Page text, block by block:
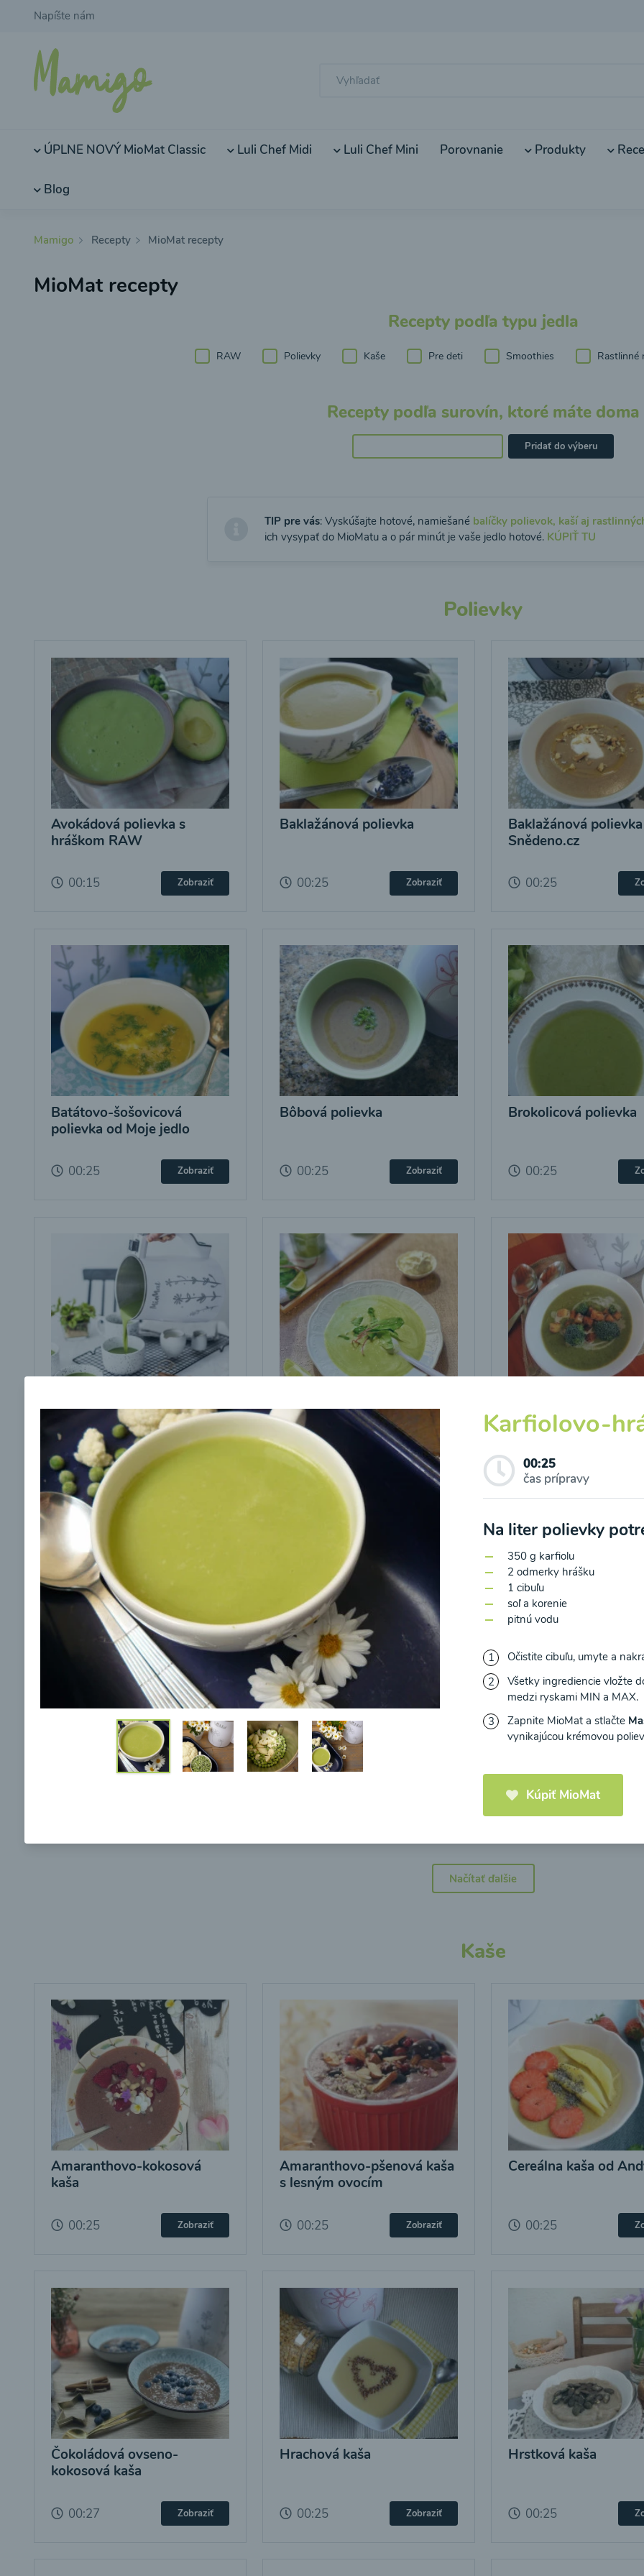
Napíšte nám
ÚPLNE NOVÝ MioMat Classic Luli Chef Midi Luli Chef Mini Porovnanie Produkty
Blog
Mamigo Recepty MioMat recepty
MioMat recepty
Recepty podľa typu jedla
RAW Polievky Kaše Pre deti Smoothies Rastlinné
Recepty podľa surovín, ktoré máte doma
Pridať do výberu
TIP pre vás: Vyskúšajte hotové, namiešané balíčky polievok, kaší aj
ich vysypať do MioMatu a o pár minút je vaše jedlo hotové. KÚPIŤ TU
Polievky
Avokádová polievka s
hráškom RAW
00:15 Zobraziť
Baklažánová polievka
00:25 Zobraziť
Baklažánová
Snědeno.cz
00:25
Batátovo-šošovicová
polievka od Moje jedlo
00:25 Zobraziť
Bôbová polievka
00:25 Zobraziť
Brokolicová polievka
00:25
cesnakom od LaPetit
00:25
cviklovými listami
00:25 Zobraziť
krutónmi z tofu od
Snědeno.cz
00:25
Brokolicová polievka s nivou
Brokolicová polievka s
pečenými cherry a
mozzarelou od Recepty
Mojej Zdravej Kuchyne
Brokolicová polievka
syrom
00:25
Načítať ďalšie
Kaše
Amaranthovo-kokosová
kaša
00:25 Zobraziť
Amaranthovo-pšenová kaša
s lesným ovocím
00:25 Zobraziť
Cereálna kaša od
00:25
Čokoládová ovseno-
kokosová kaša
00:27 Zobraziť
Hrachová kaša
00:25 Zobraziť
Hrstková kaša
00:25
Karfiolovo-
00:25
čas prípravy
Na liter polievky
350 g karfiolu
2 odmerky hrášku
1 cibuľu
soľ a korenie
pitnú vodu
Očistite cibuľu, umyte a
Všetky ingrediencie vložte
medzi ryskami MIN a MAX.
Zapnite MioMat a stlačte
vynikajúcou krémovou
Kúpiť MioMat
Odber noviniek a akcií
Odoslaním registrácie na Newsletter súhlasím so spracovaním osobných údajov pre účely zasielania newsletteru a
Ochrane osobných údajova súhlasím s nimi.